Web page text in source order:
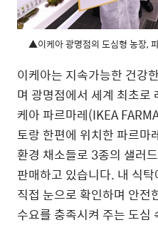
▲이케아 광명점의 도심형 농장,
이케아는 지속가능한 건강
며 광명점에서 세계 최초로
케아 파르마레(IKEA
토랑 한편에 위치한 파르마
환경 채소들로 3종의 샐러
판매하고 있습니다. 내 식
직접 눈으로 확인하며 안전
수요를 충족시켜 주는 도심